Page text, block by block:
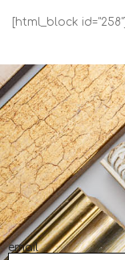
[html_block id="258"]
email